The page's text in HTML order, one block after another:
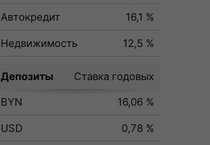
Автокредит
16,1 %
Недвижимость
12,5 %
Депозиты
Ставка годовых
BYN
16,06 %
USD
0,78 %